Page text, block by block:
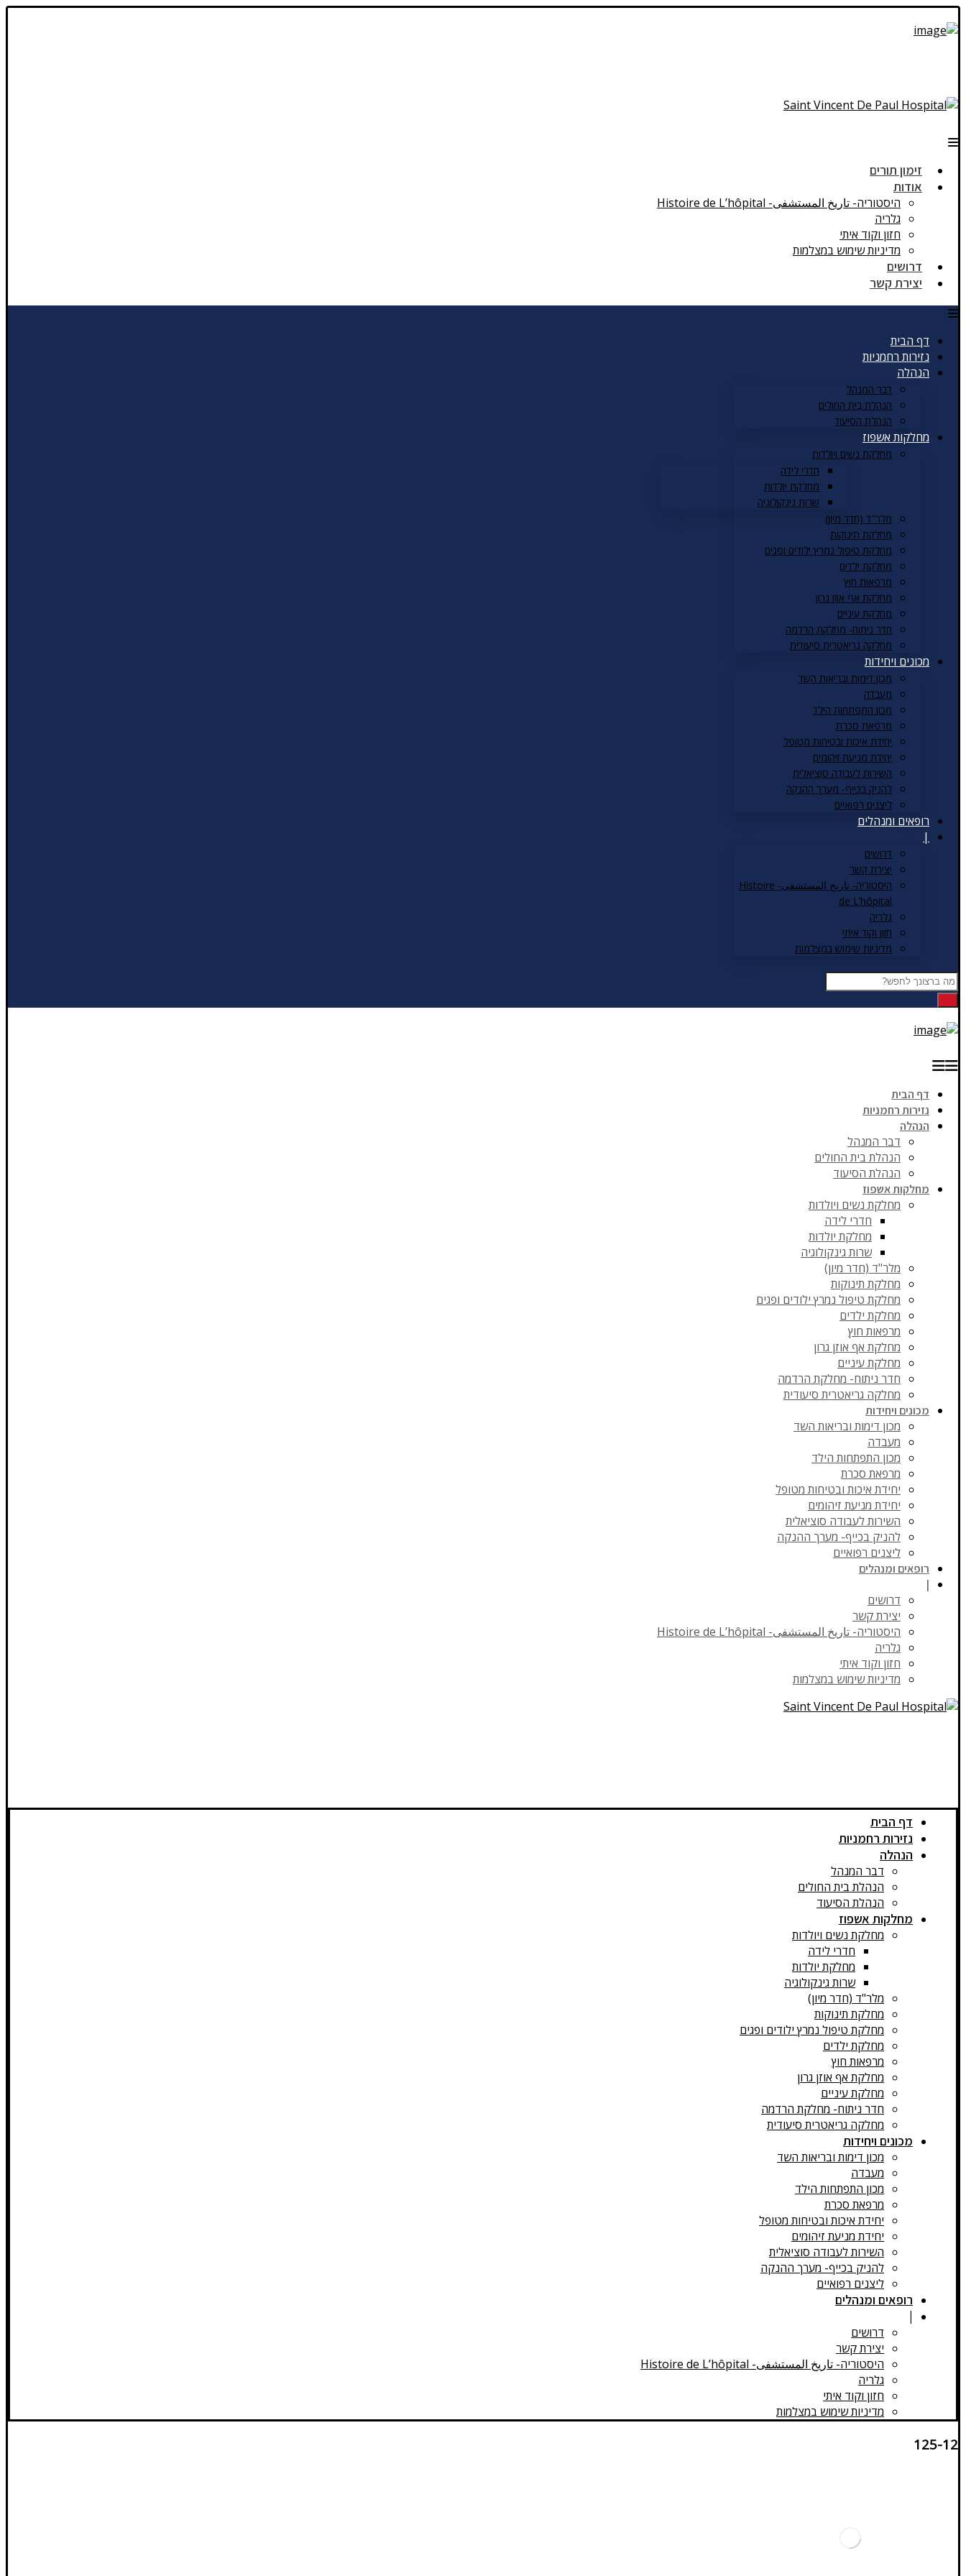
זימון תורים
אודות
היסטוריה- تاريخ المستشفى- Histoire de L’hôpital
גלריה
חזון וקוד איתי
מדיניות שימוש במצלמות
דרושים
יצירת קשר
דף הבית
נזירות רחמניות
הנהלה
דבר המנהל
הנהלת בית החולים
הנהלת הסיעוד
מחלקות אשפוז
מחלקת נשים ויולדות
חדרי לידה
מחלקת יולדות
שרות גינקולוגיה
מלר"ד (חדר מיון)
מחלקת תינוקות
מחלקת טיפול נמרץ ילודים ופגים
מחלקת ילדים
מרפאות חוץ
מחלקת אף אוזן גרון
מחלקת עיניים
חדר ניתוח- מחלקת הרדמה
מחלקה גריאטרית סיעודית
מכונים ויחידות
מכון דימות ובריאות השד
מעבדה
מכון התפתחות הילד
מרפאת סכרת
יחידת איכות ובטיחות מטופל
יחידת מניעת זיהומים
השירות לעבודה סוציאלית
להניק בכייף- מערך ההנקה
ליצנים רפואיים
רופאים ומנהלים
|
דרושים
יצירת קשר
היסטוריה- تاريخ المستشفى- Histoire
de L’hôpital
גלריה
חזון וקוד איתי
מדיניות שימוש במצלמות
דף הבית
נזירות רחמניות
הנהלה
דבר המנהל
הנהלת בית החולים
הנהלת הסיעוד
מחלקות אשפוז
מחלקת נשים ויולדות
חדרי לידה
מחלקת יולדות
שרות גינקולוגיה
מלר"ד (חדר מיון)
מחלקת תינוקות
מחלקת טיפול נמרץ ילודים ופגים
מחלקת ילדים
מרפאות חוץ
מחלקת אף אוזן גרון
מחלקת עיניים
חדר ניתוח- מחלקת הרדמה
מחלקה גריאטרית סיעודית
מכונים ויחידות
מכון דימות ובריאות השד
מעבדה
מכון התפתחות הילד
מרפאת סכרת
יחידת איכות ובטיחות מטופל
יחידת מניעת זיהומים
השירות לעבודה סוציאלית
להניק בכייף- מערך ההנקה
ליצנים רפואיים
רופאים ומנהלים
|
דרושים
יצירת קשר
היסטוריה- تاريخ المستشفى- Histoire de L’hôpital
גלריה
חזון וקוד איתי
מדיניות שימוש במצלמות
דף הבית
נזירות רחמניות
הנהלה
דבר המנהל
הנהלת בית החולים
הנהלת הסיעוד
מחלקות אשפוז
מחלקת נשים ויולדות
חדרי לידה
מחלקת יולדות
שרות גינקולוגיה
מלר"ד (חדר מיון)
מחלקת תינוקות
מחלקת טיפול נמרץ ילודים ופגים
מחלקת ילדים
מרפאות חוץ
מחלקת אף אוזן גרון
מחלקת עיניים
חדר ניתוח- מחלקת הרדמה
מחלקה גריאטרית סיעודית
מכונים ויחידות
מכון דימות ובריאות השד
מעבדה
מכון התפתחות הילד
מרפאת סכרת
יחידת איכות ובטיחות מטופל
יחידת מניעת זיהומים
השירות לעבודה סוציאלית
להניק בכייף- מערך ההנקה
ליצנים רפואיים
רופאים ומנהלים
|
דרושים
יצירת קשר
היסטוריה- تاريخ المستشفى- Histoire de L’hôpital
גלריה
חזון וקוד איתי
מדיניות שימוש במצלמות
125-12